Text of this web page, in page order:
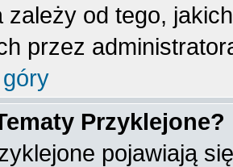
zależy od tego,
przez
Przyklejone?
pojawiają